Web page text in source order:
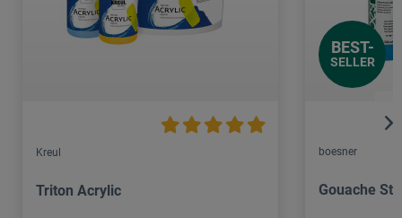
Kreul
Triton Acrylic
BEST-
SELLER
boesner
Gouache